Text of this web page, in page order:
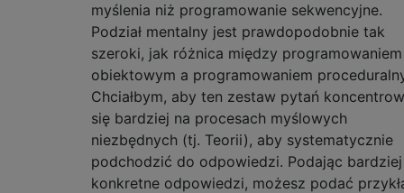
myślenia niż programowanie sekwencyjne.
Podział mentalny jest prawdopodobnie tak
szeroki, jak różnica między programowaniem
obiektowym a programowaniem
Chciałbym, aby ten zestaw pytań
się bardziej na procesach myślowych
niezbędnych (tj. Teorii), aby systematycznie
podchodzić do odpowiedzi. Podając bardziej
konkretne odpowiedzi, możesz podać